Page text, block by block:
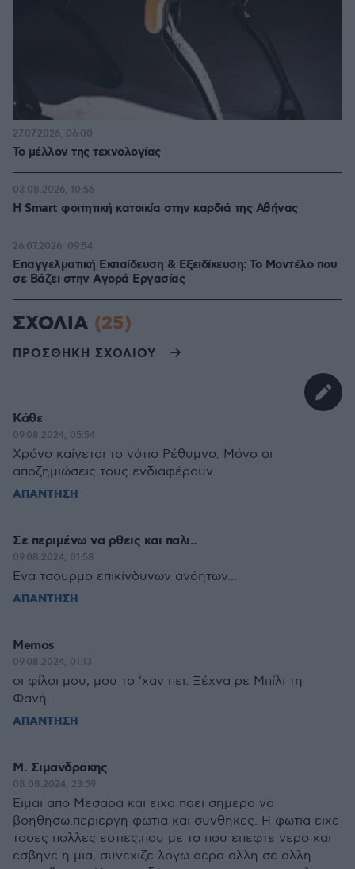
Το μέλλον της τεχνολογίας
27.07.2026, 06:00
Η Smart φοιτητική κατοικία στην καρδιά της Αθήνας
03.08.2026, 10:56
Επαγγελματική Εκπαίδευση & Εξειδίκευση: Το Mοντέλο που
σε Bάζει στην Aγορά Eργασίας
26.07.2026, 09:54
ΣΧΟΛΙΑ (25)
ΠΡΟΣΘΗΚΗ ΣΧΟΛΙΟΥ
Κάθε
09.08.2024, 05:54
Χρόνο καίγεται το νότιο Ρέθυμνο. Μόνο οι
αποζημιώσεις τους ενδιαφέρουν.
ΑΠΑΝΤΗΣΗ
Σε περιμένω να ρθεις και παλι..
09.08.2024, 01:58
Ενα τσουρμο επικίνδυνων ανόητων...
ΑΠΑΝΤΗΣΗ
Memos
09.08.2024, 01:13
οι φίλοι μου, μου το 'χαν πει. Ξέχνα ρε Μπίλι τη
Φανή...
ΑΠΑΝΤΗΣΗ
Μ. Σιμανδρακης
08.08.2024, 23:59
Ειμαι απο Μεσαρα και ειχα παει σημερα να
βοηθησω.περιεργη φωτια και συνθηκες. Η φωτια ειχε
τοσες πολλες εστιες,που με το που επεφτε νερο και
εσβηνε η μια, συνεχιζε λογω αερα αλλη σε αλλη